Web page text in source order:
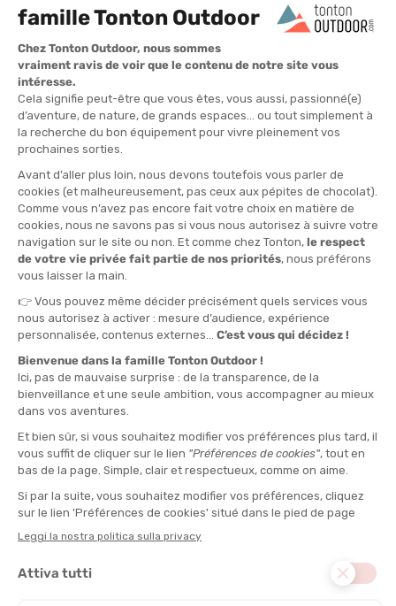
Per quale profilo
: Triatleta esperta che punta a un record
personale.
Punto di forza chiave: Pannelli ventilati
ascelle.
Limite: Messa più tecnica a causa della vestibilità molto
aderente.
Scopri la trifunzione Orca Athlex Aero Race Suit V2
Mako Trifunzione Pro Set-In donna